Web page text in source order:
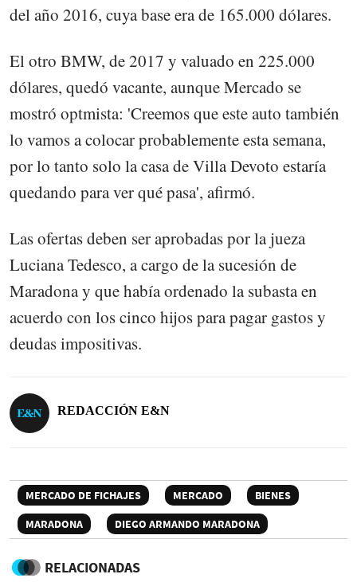
del año 2016, cuya base era de 165.000 dólares.
El otro BMW, de 2017 y valuado en 225.000
dólares, quedó vacante, aunque Mercado se
mostró optmista: 'Creemos que este auto también
lo vamos a colocar probablemente esta semana,
por lo tanto solo la casa de Villa Devoto estaría
quedando para ver qué pasa', afirmó.
Las ofertas deben ser aprobadas por la jueza
Luciana Tedesco, a cargo de la sucesión de
Maradona y que había ordenado la subasta en
acuerdo con los cinco hijos para pagar gastos y
deudas impositivas.
REDACCIÓN E&N
MERCADO DE FICHAJES MERCADO
BIENES
MARADONA
DIEGO ARMANDO MARADONA
RELACIONADAS